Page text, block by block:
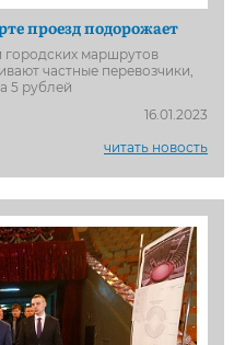
проезд подорожает
городских маршрутов
частные перевозчики,
5 рублей
16.01.2023
читать новость